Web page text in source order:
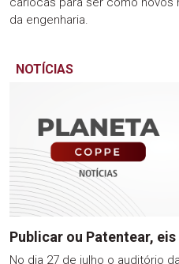
da engenharia.
NOTÍCIAS
Publicar ou Patentear,
No dia 27 de julho o auditório